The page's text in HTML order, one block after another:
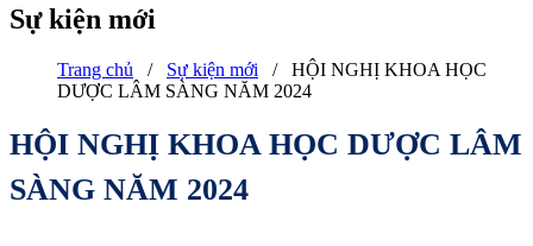
Sự kiện mới
Trang chủ / Sự kiện mới / HỘI NGHỊ KHOA HỌC
DƯỢC LÂM SÀNG NĂM 2024
HỘI NGHỊ KHOA HỌC DƯỢC LÂM
SÀNG NĂM 2024